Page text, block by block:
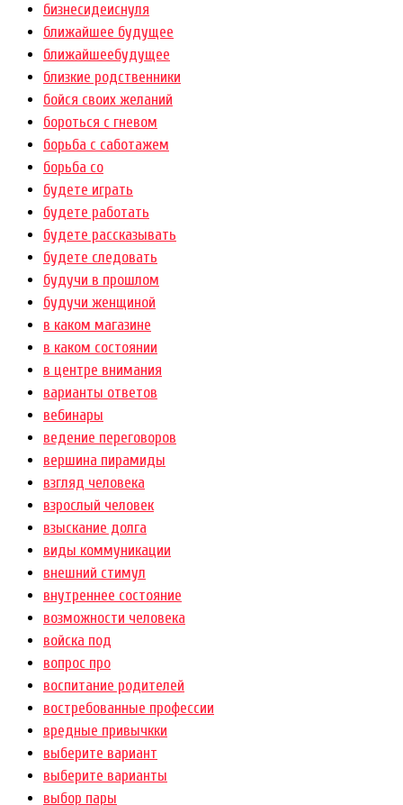
бизнесидеиснуля
ближайшее будущее
ближайшеебудущее
близкие родственники
бойся своих желаний
бороться с гневом
борьба с саботажем
борьба со
будете играть
будете работать
будете рассказывать
будете следовать
будучи в прошлом
будучи женщиной
в каком магазине
в каком состоянии
в центре внимания
варианты ответов
вебинары
ведение переговоров
вершина пирамиды
взгляд человека
взрослый человек
взыскание долга
виды коммуникации
внешний стимул
внутреннее состояние
возможности человека
войска под
вопрос про
воспитание родителей
востребованные профессии
вредные привычкки
выберите вариант
выберите варианты
выбор пары